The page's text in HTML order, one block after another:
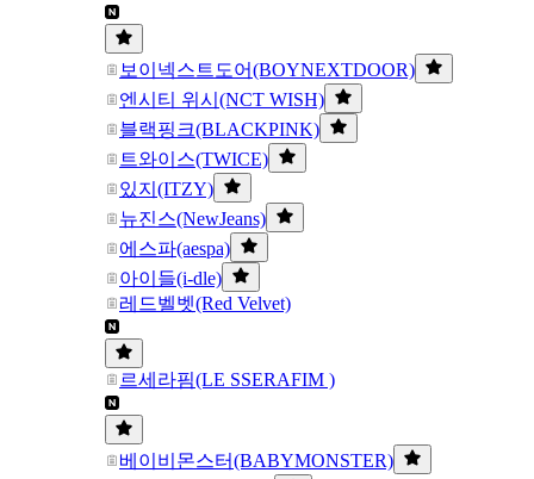
보이넥스트도어(BOYNEXTDOOR)
엔시티 위시(NCT WISH)
블랙핑크(BLACKPINK)
트와이스(TWICE)
있지(ITZY)
뉴진스(NewJeans)
에스파(aespa)
아이들(i-dle)
레드벨벳(Red Velvet)
르세라핌(LE SSERAFIM )
베이비몬스터(BABYMONSTER)